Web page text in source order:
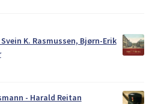
K. Rasmussen, Bjørn-Erik
- Harald Reitan